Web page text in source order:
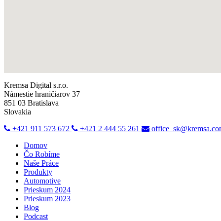
Kremsa Digital s.r.o.
Námestie hraničiarov 37
851 03 Bratislava
Slovakia
+421 911 573 672
+421 2 444 55 261
Domov
Čo Robíme
Naše Práce
Produkty
Automotive
Prieskum 2024
Prieskum 2023
Blog
Podcast